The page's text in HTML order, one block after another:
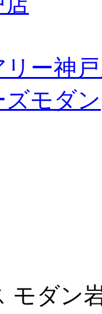
リー神
ズモダン
モダン